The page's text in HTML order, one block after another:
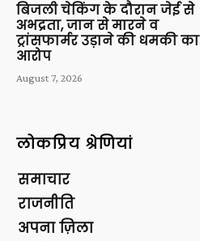
बिजली चेकिंग के दौरान जेई से
अभद्रता, जान से मारने व
ट्रांसफार्मर उड़ाने की धमकी का
आरोप
August 7, 2026
लोकप्रिय श्रेणियां
समाचार
राजनीति
अपना ज़िला